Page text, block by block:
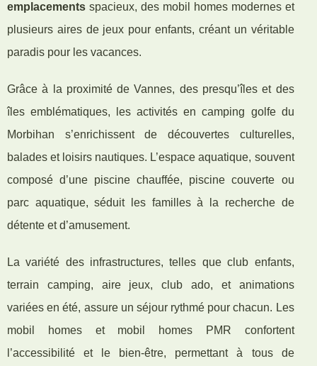
emplacements spacieux, des mobil homes modernes et
plusieurs aires de jeux pour enfants, créant un véritable
paradis pour les vacances.
Grâce à la proximité de Vannes, des presqu’îles et des
îles emblématiques, les activités en camping golfe du
Morbihan s’enrichissent de découvertes culturelles,
balades et loisirs nautiques. L’espace aquatique, souvent
composé d’une piscine chauffée, piscine couverte ou
parc aquatique, séduit les familles à la recherche de
détente et d’amusement.
La variété des infrastructures, telles que club enfants,
terrain camping, aire jeux, club ado, et animations
variées en été, assure un séjour rythmé pour chacun. Les
mobil homes et mobil homes PMR confortent
l’accessibilité et le bien-être, permettant à tous de